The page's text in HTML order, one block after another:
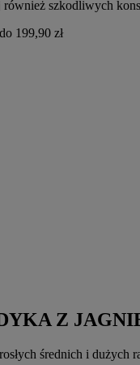
szkodliwych
199,90 zł
Z
średnich i